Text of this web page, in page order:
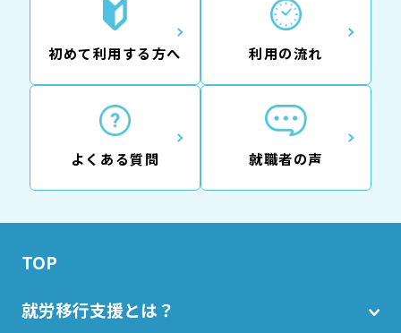
初めて利用する方へ 利用の流れ
よくある質問 就職者の声
TOP
就労移行支援とは？